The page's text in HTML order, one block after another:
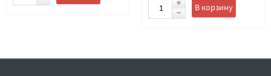
В корзину